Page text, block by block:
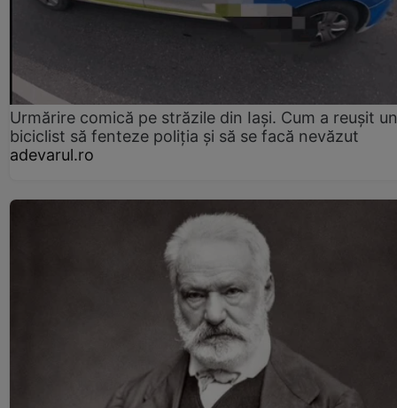
Urmărire comică pe străzile din Iași. Cum a reușit un
biciclist să fenteze poliția și să se facă nevăzut
adevarul.ro